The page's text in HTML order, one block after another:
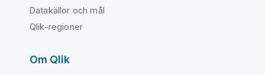
Datakällor och mål
Qlik-regioner
Om Qlik